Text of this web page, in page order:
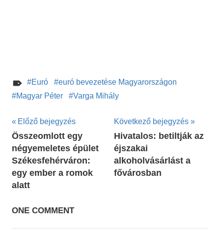
Euró
euró bevezetése Magyarországon
Magyar Péter
Varga Mihály
Bejegyzés
navigáció
Előző bejegyzés
Összeomlott egy
négyemeletes épület
Székesfehérváron:
egy ember a romok
alatt
Következő bejegyzés
Hivatalos: betiltják az
éjszakai
alkoholvásárlást a
fővárosban
ONE COMMENT